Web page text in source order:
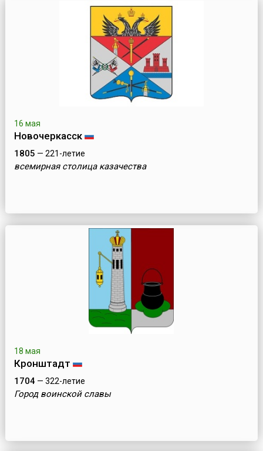
16 мая
Новочеркасск
1805 — 221-летие
всемирная столица казачества
18 мая
Кронштадт
1704— 322-летие
Город воинской славы